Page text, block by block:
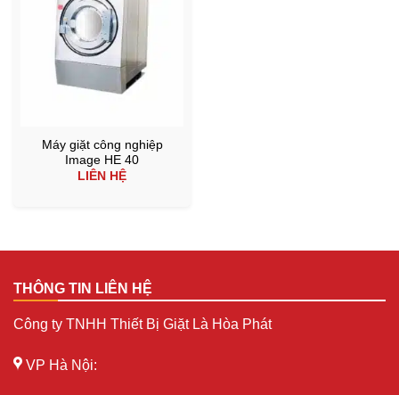
Máy giặt công nghiệp
Image HE 40
LIÊN HỆ
THÔNG TIN LIÊN HỆ
Công ty TNHH Thiết Bị Giặt Là Hòa Phát
VP Hà Nội: